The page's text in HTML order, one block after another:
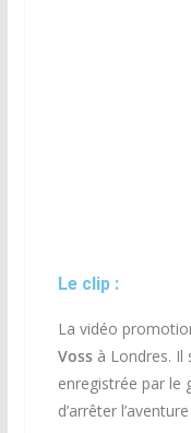
Le clip :
La vidéo
Vossà Londres. Il
enregistrée par le
d’arrêter